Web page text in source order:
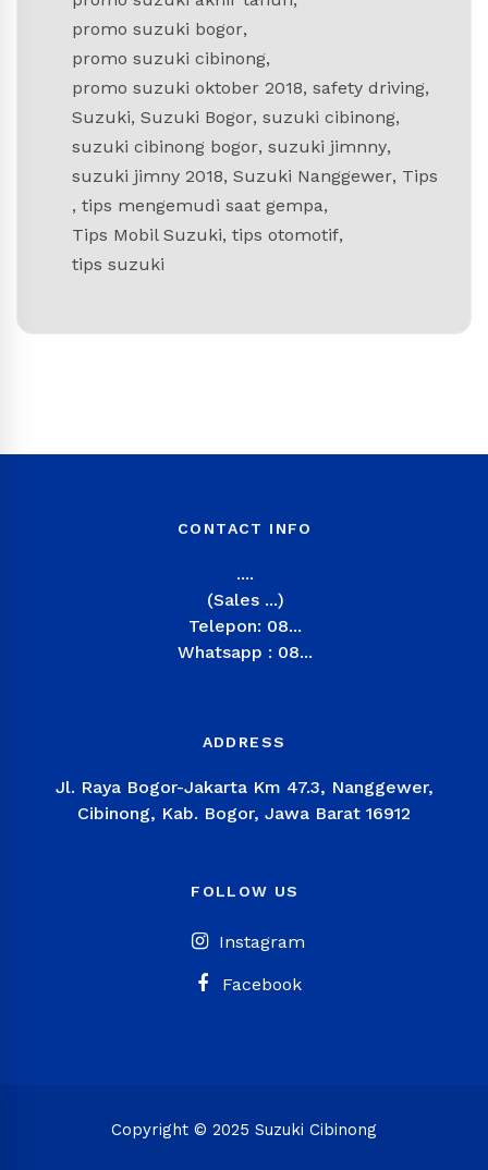
promo suzuki bogor,
promo suzuki cibinong,
promo suzuki oktober 2018, safety driving,
Suzuki, Suzuki Bogor, suzuki cibinong,
suzuki cibinong bogor, suzuki jimnny,
suzuki jimny 2018, Suzuki Nanggewer, Tips
, tips mengemudi saat gempa,
Tips Mobil Suzuki, tips otomotif,
tips suzuki
CONTACT INFO
....
(Sales ...)
Telepon: 08...
Whatsapp : 08...
ADDRESS
Jl. Raya Bogor-Jakarta Km 47.3, Nanggewer,
Cibinong, Kab. Bogor, Jawa Barat 16912
FOLLOW US
Instagram
Facebook
Copyright © 2025 Suzuki Cibinong